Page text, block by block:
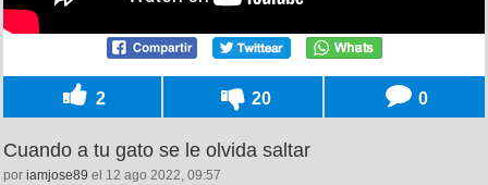
2 20 0
Cuando a tu gato se le olvida saltar
por iamjose89 el 12 ago 2022, 09:57